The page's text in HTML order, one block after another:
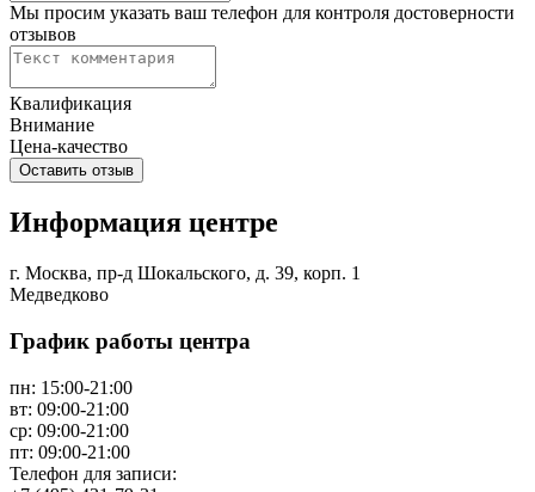
Мы просим указать ваш телефон для контроля достоверности
отзывов
Квалификация
Внимание
Цена-качество
Информация центре
г. Москва, пр-д Шокальского, д. 39, корп. 1
Медведково
График работы центра
пн: 15:00-21:00
вт: 09:00-21:00
ср: 09:00-21:00
пт: 09:00-21:00
Телефон для записи: